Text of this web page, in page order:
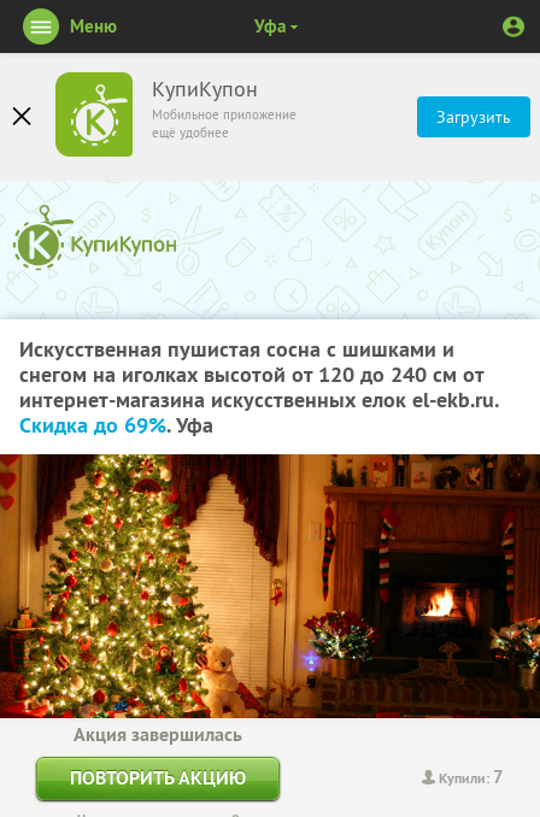
КупиКупон
Мобильное приложение
ещё удобнее
Загрузить
Меню Уфа
Искусственная пушистая сосна с шишками и
снегом на иголках высотой от 120 до 240 см от
интернет-магазина искусственных елок el-ekb.ru.
Скидка до 69%. Уфа
Купили: 7
Акция завершилась
ПОВТОРИТЬ АКЦИЮ